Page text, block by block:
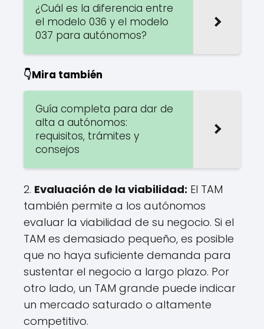
¿Cuál es la diferencia entre
el modelo 036 y el modelo
037 para autónomos?
👇Mira también
Guía completa para dar de
alta a autónomos:
requisitos, trámites y
consejos
2. Evaluación de la viabilidad: El TAM
también permite a los autónomos
evaluar la viabilidad de su negocio. Si el
TAM es demasiado pequeño, es posible
que no haya suficiente demanda para
sustentar el negocio a largo plazo. Por
otro lado, un TAM grande puede indicar
un mercado saturado o altamente
competitivo.